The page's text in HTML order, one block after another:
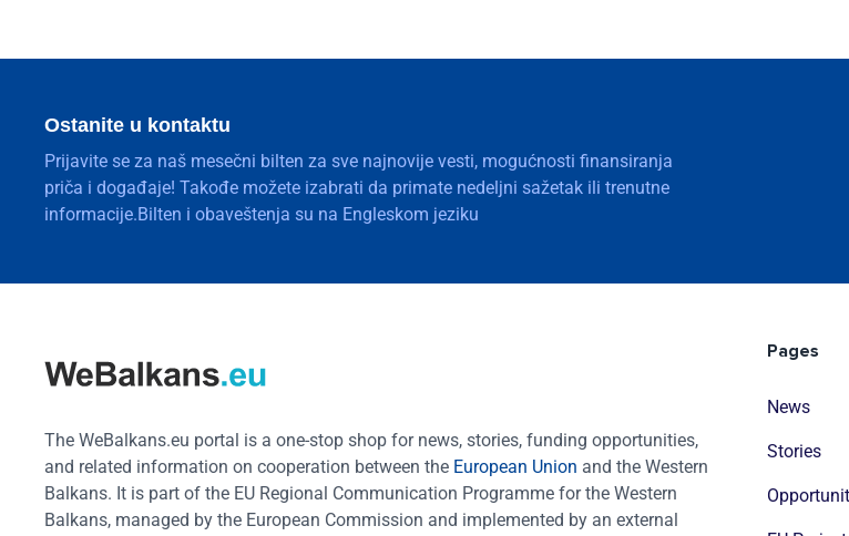
Ostanite u kontaktu
Prijavite se za naš mesečni bilten za sve najnovije vesti, mogućnosti finansiranja
priča i događaje! Takođe možete izabrati da primate nedeljni sažetak ili trenutne
informacije.Bilten i obaveštenja su na Engleskom jeziku
The WeBalkans.eu portal is a one-stop shop for news, stories, funding opportunities,
and related information on cooperation between the European Union and the Western
Balkans. It is part of the EU Regional Communication Programme for the Western
Balkans, managed by the European Commission and implemented by an external
Pages
News
Stories